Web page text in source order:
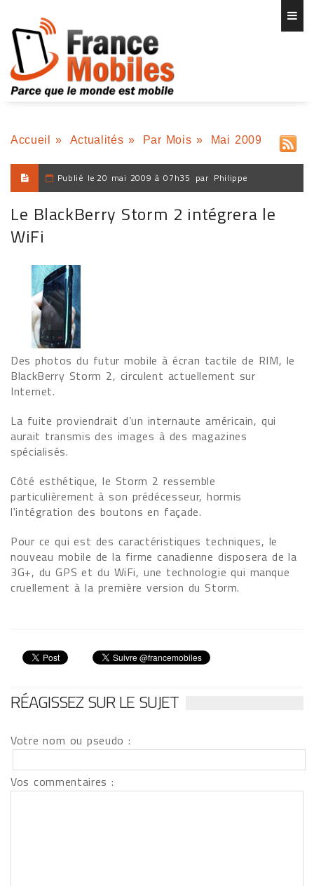
Accueil » Actualités » Par Mois » Mai 2009
Publié le 20 mai 2009 à 07h35 par Philippe
Le BlackBerry Storm 2 intégrera le
WiFi
Des photos du futur mobile à écran tactile de RIM, le
BlackBerry Storm 2, circulent actuellement sur
Internet.
La fuite proviendrait d’un internaute américain, qui
aurait transmis des images à des magazines
spécialisés.
Côté esthétique, le Storm 2 ressemble
particulièrement à son prédécesseur, hormis
l'intégration des boutons en façade.
Pour ce qui est des caractéristiques techniques, le
nouveau mobile de la firme canadienne disposera de la
3G+, du GPS et du WiFi, une technologie qui manque
cruellement à la première version du Storm.
RÉAGISSEZ SUR LE SUJET
Votre nom ou pseudo :
Vos commentaires :